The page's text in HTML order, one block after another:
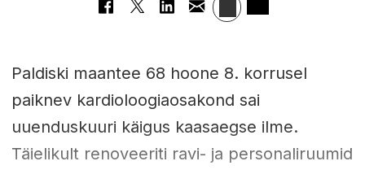
Paldiski maantee 68 hoone 8. korrusel
paiknev kardioloogiaosakond sai
uuenduskuuri käigus kaasaegse ilme.
Täielikult renoveeriti ravi- ja personaliruumid